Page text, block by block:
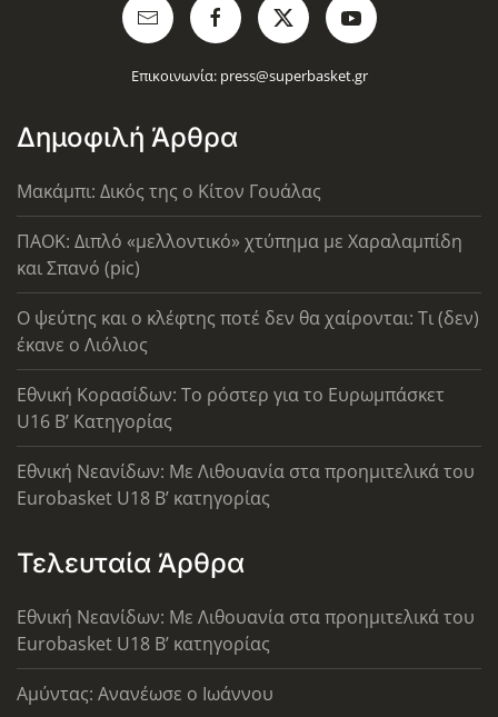
Επικοινωνία: press@superbasket.gr
Δημοφιλή Άρθρα
Μακάμπι: Δικός της ο Κίτον Γουάλας
ΠΑΟΚ: Διπλό «μελλοντικό» χτύπημα με Χαραλαμπίδη
και Σπανό (pic)
Ο ψεύτης και ο κλέφτης ποτέ δεν θα χαίρονται: Τι (δεν)
έκανε ο Λιόλιος
Εθνική Κορασίδων: Το ρόστερ για το Ευρωμπάσκετ
U16 B’ Κατηγορίας
Εθνική Νεανίδων: Με Λιθουανία στα προημιτελικά του
Eurobasket U18 Β’ κατηγορίας
Τελευταία Άρθρα
Εθνική Νεανίδων: Με Λιθουανία στα προημιτελικά του
Eurobasket U18 Β’ κατηγορίας
Αμύντας: Ανανέωσε ο Ιωάννου